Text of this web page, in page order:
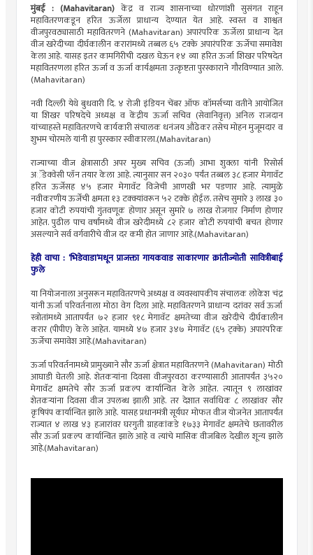
मुंबई : (Mahavitaran)केंद्र व राज्य शासनाच्या धोरणांशी सुसंगत राहून
महावितरणकडून हरित ऊर्जेला प्राधान्य देण्यात येत आहे. स्वस्त व शाश्वत
वीजपुरवठ्यासाठी महावितरणने (Mahavitaran) अपारंपरिक ऊर्जेला प्राधान्य देत
वीज खरेदीच्या दीर्घकालीन करारांमध्ये तब्बल ६५ टक्के अपारंपरिक ऊर्जेचा समावेश
केला आहे. यासह इतर कामगिरीची दखल घेऊन १४ व्या हरित ऊर्जा शिखर परिषदेत
महावितरणला हरित ऊर्जा व ऊर्जा कार्यक्षमता उत्कृष्टता पुरस्काराने गौरविण्यात आले.
(Mahavitaran)
नवी दिल्ली येथे बुधवारी दि. ४ रोजी इंडियन चेंबर ऑफ कॉमर्सच्या वतीने आयोजित
या शिखर परिषदेचे अध्यक्ष व केंद्रीय ऊर्जा सचिव (सेवानिवृत्त) अनिल राजदान
यांच्याहस्ते महावितरणचे कार्यकारी संचालक धनंजय औंढेकर तसेच मोहन मुजूमदार व
शुभम चोरमले यांनी हा पुरस्कार स्वीकारला.(Mahavitaran)
राज्याच्या वीज क्षेत्रासाठी अपर मुख्य सचिव (ऊर्जा) आभा शुक्ला यांनी रिसोर्स
अॅडेक्वेसी प्लॅन तयार केला आहे. त्यानुसार सन २०३० पर्यंत तब्बल ३८ हजार मेगावॅट
हरित ऊर्जेसह ४५ हजार मेगावॅट विजेची आणखी भर पडणार आहे. त्यामुळे
नवीकरणीय ऊर्जेची क्षमता १३ टक्क्यांवरून ५२ टक्के होईल. तसेच सुमारे ३ लाख ३०
हजार कोटी रुपयांची गुंतवणूक होणार असून सुमारे ७ लाख रोजगार निर्माण होणार
आहेत. पुढील पाच वर्षांमध्ये वीज खरेदीमध्ये ८२ हजार कोटी रुपयांची बचत होणार
असल्याने सर्व वर्गवारीचे वीज दर कमी होत जाणार आहे.(Mahavitaran)
हेही वाचा : ‘भिडेवाडा’मधून प्राजक्ता गायकवाड साकारणार क्रांतीज्योती सावित्रीबाई
फुले
या नियोजनाला अनुसरून महावितरणचे अध्यक्ष व व्यवस्थापकीय संचालक लोकेश चंद्र
यांनी ऊर्जा परिवर्तनाला मोठा वेग दिला आहे. महावितरणने प्राधान्य दरांवर सर्व ऊर्जा
स्त्रोतांमध्ये आतापर्यंत ७२ हजार ९१८ मेगावॅट क्षमतेच्या वीज खरेदीचे दीर्घकालीन
करार (पीपीए) केले आहेत. यामध्ये ४७ हजार ३४७ मेगावॅट (६५ ट्क्के) अपारंपरिक
ऊर्जेचा समावेश आहे.(Mahavitaran)
ऊर्जा परिवर्तनामध्ये प्रामुख्याने सौर ऊर्जा क्षेत्रात महावितरणने (Mahavitaran) मोठी
आघाडी घेतली आहे. शेतकऱ्यांना दिवसा वीजपुरवठा करण्यासाठी आतापर्यंत ३५२०
मेगावॅट क्षमतेचे सौर ऊर्जा प्रकल्प कार्यान्वित केले आहेत. त्यातून ९ लाखांवर
शेतकऱ्यांना दिवसा वीज उपलब्ध झाली आहे. तर देशात सर्वाधिक ८ लाखांवर सौर
कृषिपंप कार्यान्वित झाले आहे. यासह प्रधानमंत्री सूर्यघर मोफत वीज योजनेत आतापर्यंत
राज्यात ४ लाख ४३ हजारांवर घरगुती ग्राहकांकडे १७३३ मेगावॅट क्षमतेचे छतावरील
सौर ऊर्जा प्रकल्प कार्यान्वित झाले आहे व त्यांचे मासिक वीजबिल देखील शून्य झाले
आहे.(Mahavitaran)